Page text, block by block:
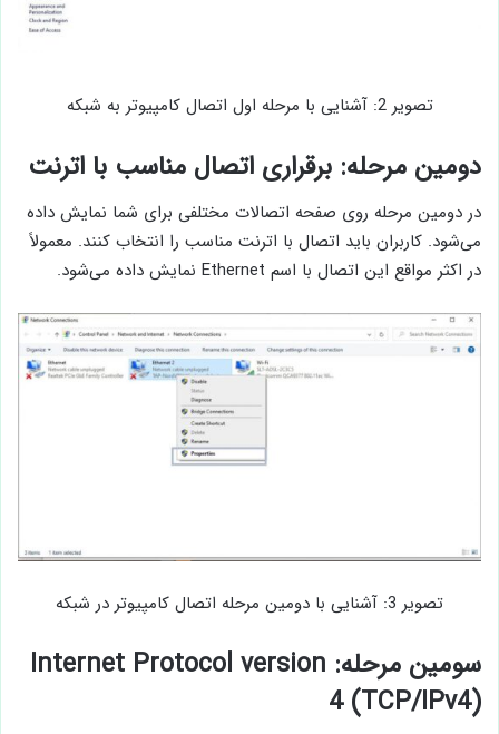
تصویر 2: آشنایی با مرحله اول اتصال کامپیوتر به شبکه
دومین مرحله: برقراری اتصال مناسب با اترنت
در دومین مرحله روی صفحه اتصالات مختلفی برای شما نمایش داده
می‌شود. کاربران باید اتصال با اترنت مناسب را انتخاب کنند. معمولاً
در اکثر مواقع این اتصال با اسم Ethernet نمایش داده می‌شود.
تصویر 3: آشنایی با دومین مرحله اتصال کامپیوتر در شبکه
سومین مرحله: Internet Protocol version
4 (TCP/IPv4)